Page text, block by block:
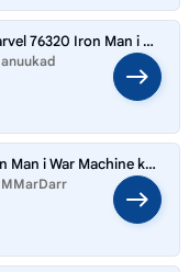
LEGO Super Heroes Marvel 76320 Iron Man i War Machine kontra drony Hammera
anuukad
LEGO Marvel 76320 Iron Man i War Machine kontra drony Hammera
MMarDarr